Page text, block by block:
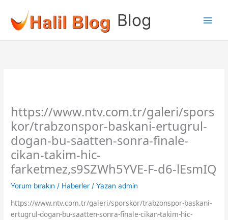
Blog
https://www.ntv.com.tr/galeri/spors
kor/trabzonspor-baskani-ertugrul-
dogan-bu-saatten-sonra-finale-
cikan-takim-hic-
farketmez,s9SZWh5YVE-F-d6-lEsmIQ
Yorum bırakın / Haberler / Yazan admin
https://www.ntv.com.tr/galeri/sporskor/trabzonspor-baskani-
ertugrul-dogan-bu-saatten-sonra-finale-cikan-takim-hic-